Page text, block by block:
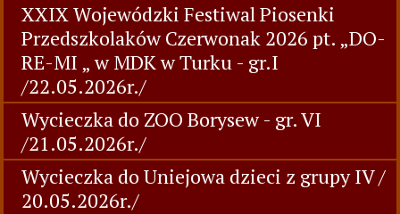
XXIX Wojewódzki Festiwal Piosenki
Przedszkolaków Czerwonak 2026 pt. „DO-
RE-MI „ w MDK w Turku - gr.I
/22.05.2026r./
Wycieczka do ZOO Borysew - gr. VI
/21.05.2026r./
Wycieczka do Uniejowa dzieci z grupy IV /
20.05.2026r./